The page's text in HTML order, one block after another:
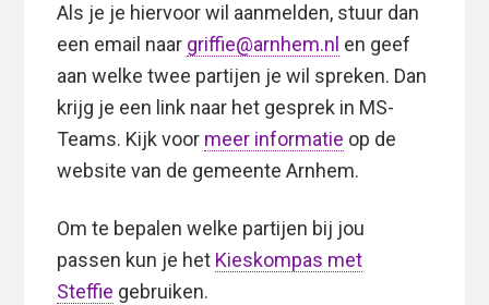
Als je je hiervoor wil aanmelden, stuur dan
een email naar griffie@arnhem.nl en geef
aan welke twee partijen je wil spreken. Dan
krijg je een link naar het gesprek in MS-
Teams. Kijk voor meer informatie op de
website van de gemeente Arnhem.
Om te bepalen welke partijen bij jou
passen kun je het Kieskompas met
Steffie gebruiken.